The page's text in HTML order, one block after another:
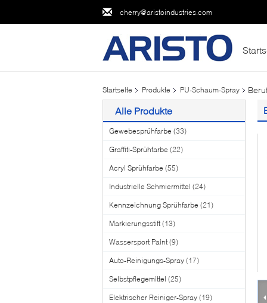
cherry@aristoindustries.com
Startseite Produkte PU-Schaum-Spray
Alle Produkte
Gewebesprühfarbe (33)
Graffiti-Sprühfarbe (22)
Acryl Sprühfarbe (55)
Industrielle Schmiermittel (24)
Kennzeichnung Sprühfarbe (21)
Markierungsstift (13)
Wassersport Paint (9)
Auto-Reinigungs-Spray (17)
Selbstpflegemittel (25)
Elektrischer Reiniger-Spray (19)